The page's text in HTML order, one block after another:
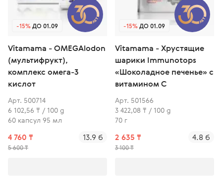
-15%ДО 01.09
Vitamama - OMEGAlodon
(мультифрукт),
комплекс омега-3
кислот
Арт. 500714
6 102,56 ₸ / 100 g
60 капсул 95 мл
4 760 ₸
5 600 ₸
13.9 б
-15%ДО 01.09
Vitamama - Хрустящие
шарики Immunotops
«Шоколадное печенье» с
витамином С
Арт. 501566
3 422,08 ₸ / 100 g
70 г
2 635 ₸
3 100 ₸
4.8 б